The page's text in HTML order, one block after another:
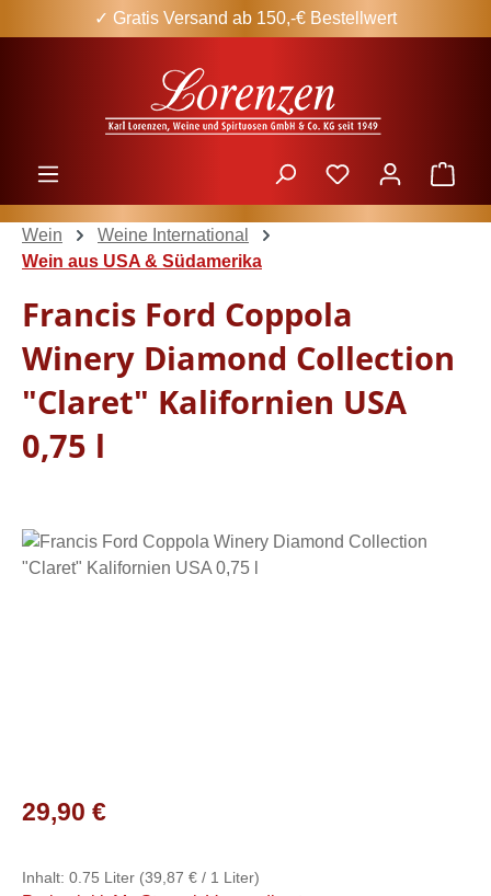
Zum Hauptinhalt springen
✓ Gratis Versand ab 150,-€ Bestellwert
Wein
Weine International
Wein aus USA & Südamerika
Francis Ford Coppola
Winery Diamond Collection
"Claret" Kalifornien USA
0,75 l
Bildergalerie überspringen
Regulärer Preis:
29,90 €
Inhalt: 0.75 Liter (39,87 € / 1 Liter)